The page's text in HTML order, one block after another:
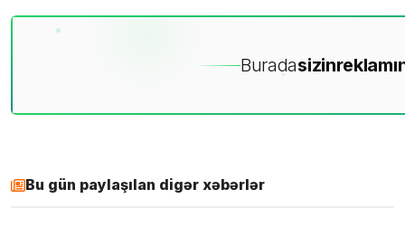
Buradasizin
Bu gün paylaşılan digər xəbərlər